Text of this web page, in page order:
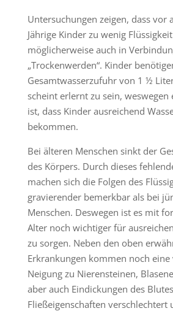
Untersuchungen zeigen, dass vor
Jährige Kinder zu wenig
möglicherweise auch in
„Trockenwerden“. Kinder
Gesamtwasserzufuhr von 1 ½
scheint erlernt zu sein, weswegen
ist, dass Kinder ausreichend
bekommen.
Bei älteren Menschen sinkt der
des Körpers. Durch dieses
machen sich die Folgen des
gravierender bemerkbar als bei
Menschen. Deswegen ist es mit
Alter noch wichtiger für
zu sorgen. Neben den oben
Erkrankungen kommen noch
Neigung zu Nierensteinen,
aber auch Eindickungen des
Fließeigenschaften verschlechtert